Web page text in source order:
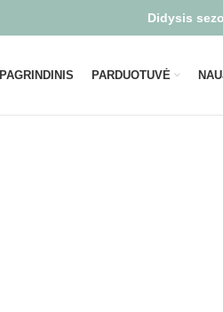
PAGRINDINIS PARDUOTUVĖ
Didysis